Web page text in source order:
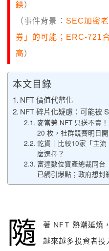
鎂）
（事件背景： SEC加密
券」的可能；ERC-721
高）
本文目錄
NFT 價值代幣化
NFT 碎片化疑慮：可能被
麥當勞 NFT 只送不賣
20 枚，社群競賽明日
乾貨｜比較10家「主
麼選擇？
富達數位資產總裁同台
已觸引爆點；政府想封
隨
著 NFT 熱潮延燒
越來越多投資者投